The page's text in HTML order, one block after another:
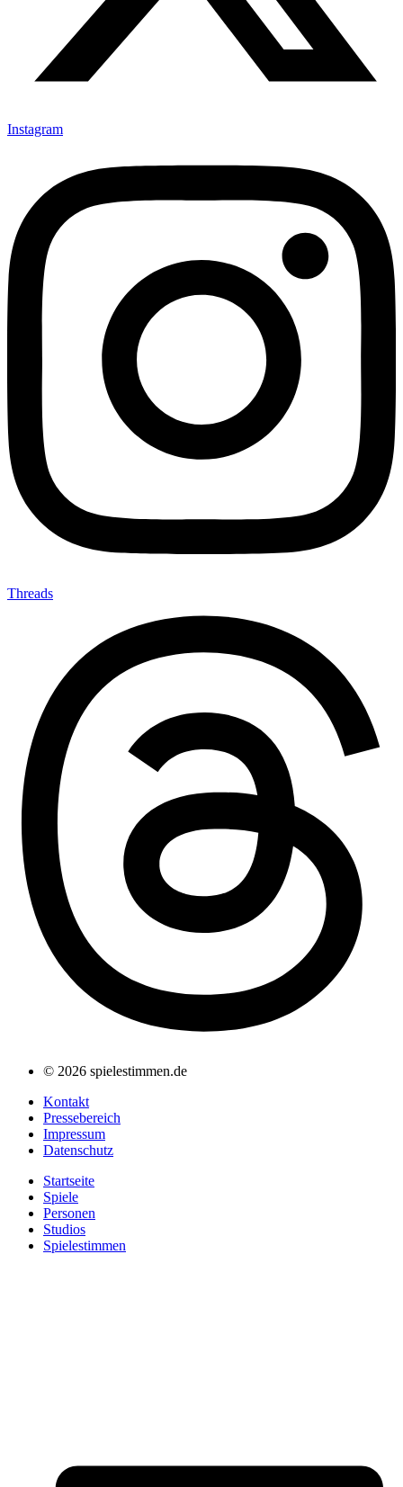
Instagram
Threads
© 2026 spielestimmen.de
Kontakt
Pressebereich
Impressum
Datenschutz
Startseite
Spiele
Personen
Studios
Spielestimmen